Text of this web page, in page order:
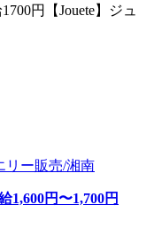
円【Jouete】ジュ
リー販売/湘南
1,600円〜1,700円